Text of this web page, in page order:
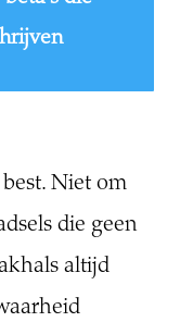
Niet om
die geen
altijd